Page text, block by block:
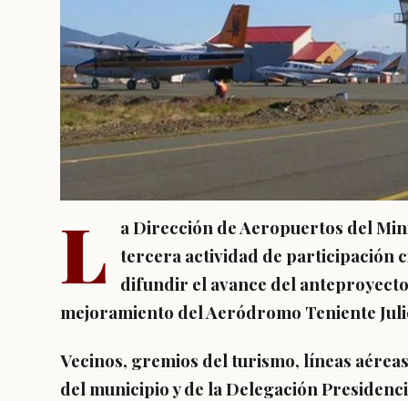
L
a Dirección de Aeropuertos del
tercera actividad de participación
difundir el avance del
mejoramiento del Aeródromo Teniente
Vecinos, gremios del turismo, líneas
del municipio y de la Delegación